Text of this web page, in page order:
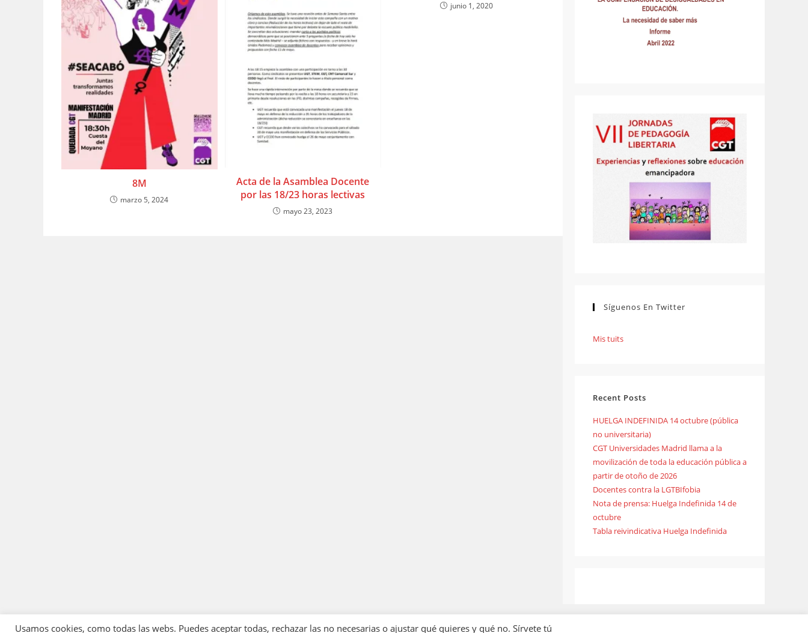
8M
marzo 5, 2024
Acta de la Asamblea Docente
por las 18/23 horas lectivas
mayo 23, 2023
junio 1, 2020
Síguenos En Twitter
Mis tuits
Recent Posts
HUELGA INDEFINIDA 14 octubre (pública
no universitaria)
CGT Universidades Madrid llama a la
movilización de toda la educación pública a
partir de otoño de 2026
Docentes contra la LGTBIfobia
Nota de prensa: Huelga Indefinida 14 de
octubre
Tabla reivindicativa Huelga Indefinida
Usamos cookies, como todas las webs. Puedes aceptar todas, rechazar las no necesarias o ajustar qué quieres y qué no. Sírvete tú